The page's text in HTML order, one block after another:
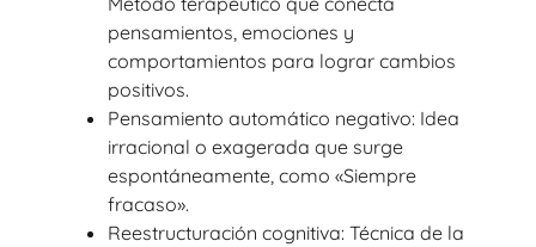
pensamientos, emociones y
comportamientos para lograr cambios
positivos.
Pensamiento automático negativo: Idea
irracional o exagerada que surge
espontáneamente, como «Siempre
fracaso».
Reestructuración cognitiva: Técnica de la